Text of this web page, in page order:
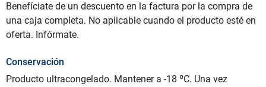
Benefíciate de un descuento en la factura por la compra de
una caja completa. No aplicable cuando el producto esté en
oferta. Infórmate.
Conservación
Producto ultracongelado. Mantener a -18 ºC. Una vez